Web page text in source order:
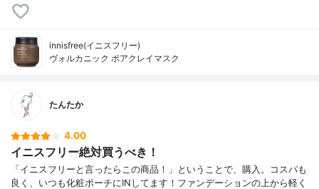
innisfree(イニスフリー)
ヴォルカニック ポアクレイマスク
たんたか
4.00
イニスフリー絶対買うべき！
「イニスフリーと言ったらこの商品！」ということで、購入。コスパも
良く、いつも化粧ポーチにINしてます！ファンデーションの上から軽く